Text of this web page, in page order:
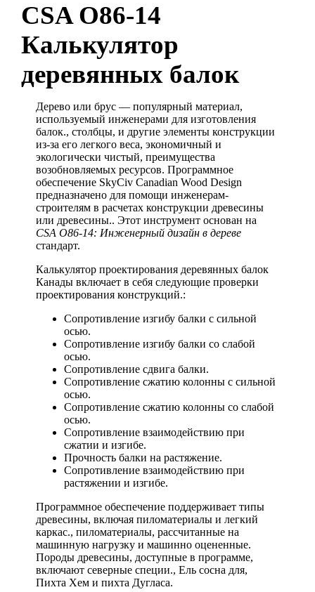
CSA O86-14
Калькулятор
деревянных балок
Дерево или брус — популярный материал,
используемый инженерами для изготовления
балок., столбцы, и другие элементы конструкции
из-за его легкого веса, экономичный и
экологически чистый, преимущества
возобновляемых ресурсов. Программное
обеспечение SkyCiv Canadian Wood Design
предназначено для помощи инженерам-
строителям в расчетах конструкции древесины
или древесины.. Этот инструмент основан на
CSA O86-14: Инженерный дизайн в дереве
стандарт.
Калькулятор проектирования деревянных балок
Канады включает в себя следующие проверки
проектирования конструкций.:
Сопротивление изгибу балки с сильной
осью.
Сопротивление изгибу балки со слабой
осью.
Сопротивление сдвига балки.
Сопротивление сжатию колонны с сильной
осью.
Сопротивление сжатию колонны со слабой
осью.
Сопротивление взаимодействию при
сжатии и изгибе.
Прочность балки на растяжение.
Сопротивление взаимодействию при
растяжении и изгибе.
Программное обеспечение поддерживает типы
древесины, включая пиломатериалы и легкий
каркас., пиломатериалы, рассчитанные на
машинную нагрузку и машинно оцененные.
Породы древесины, доступные в программе,
включают северные специи., Ель сосна для,
Пихта Хем и пихта Дугласа.